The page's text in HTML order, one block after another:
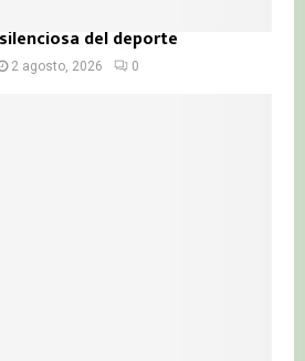
del deporte
2 agosto, 2026 0